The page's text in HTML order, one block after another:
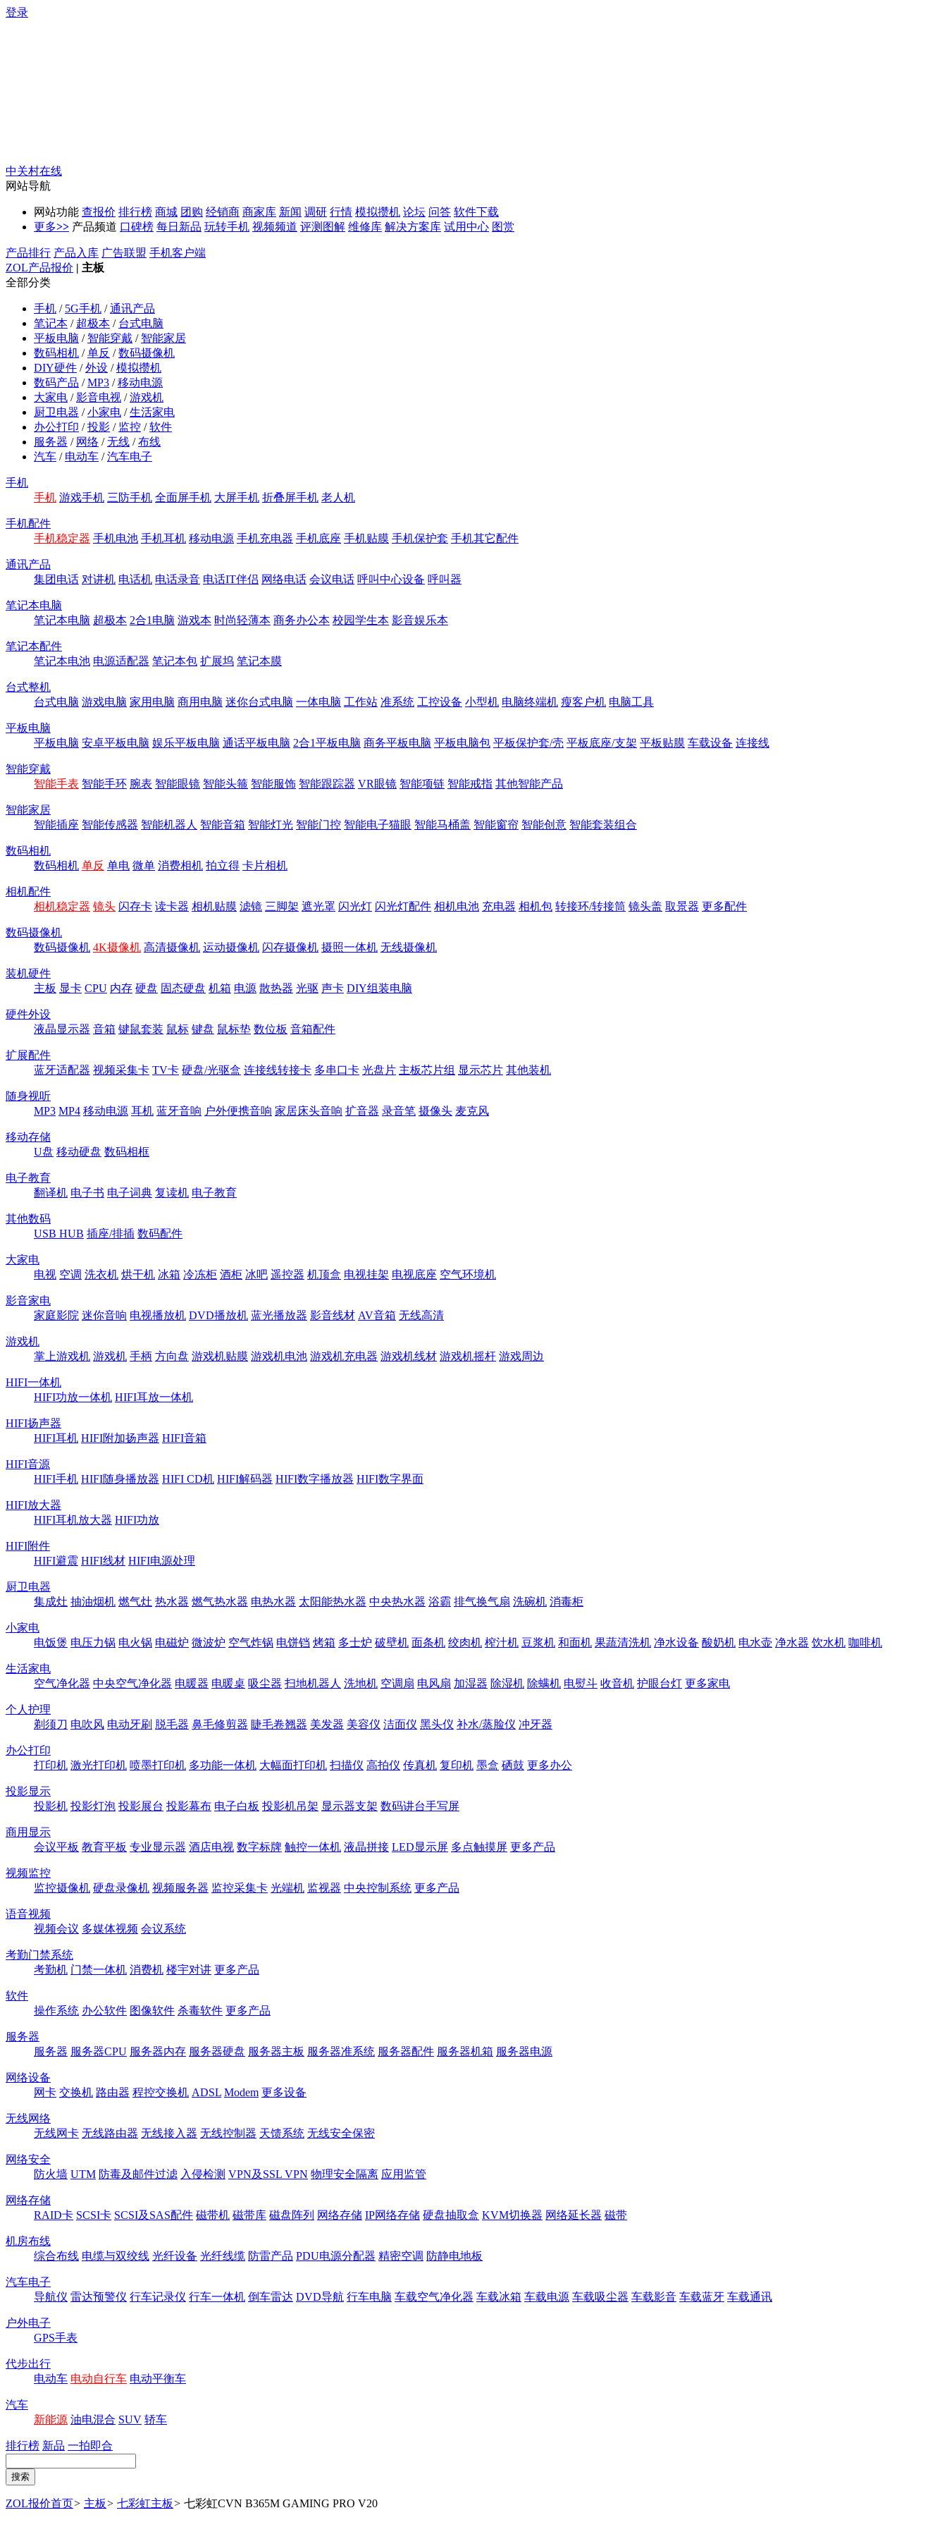
登录
中关村在线
网站导航
网站功能 查报价 排行榜 商城 团购 经销商 商家库 新闻 调研 行情 模拟攒机 论坛 问答 软件下载
更多>> 产品频道 口碑榜 每日新品 玩转手机 视频频道 评测图解 维修库 解决方案库 试用中心 图赏
产品排行 产品入库 广告联盟 手机客户端
ZOL产品报价 | 主板
全部分类
手机 / 5G手机 /通讯产品
笔记本 / 超极本 / 台式电脑
平板电脑 / 智能穿戴 / 智能家居
数码相机 /单反 /数码摄像机
DIY硬件 /外设 /模拟攒机
数码产品 /MP3 /移动电源
大家电 /影音电视 /游戏机
厨卫电器 /小家电 /生活家电
办公打印 /投影 / 监控 /软件
服务器 / 网络 /无线 /布线
汽车 / 电动车 /汽车电子
手机
手机 游戏手机 三防手机 全面屏手机 大屏手机 折叠屏手机 老人机
手机配件
手机稳定器 手机电池 手机耳机 移动电源 手机充电器 手机底座 手机贴膜 手机保护套 手机其它配件
通讯产品
集团电话 对讲机 电话机 电话录音 电话IT伴侣 网络电话 会议电话 呼叫中心设备 呼叫器
笔记本电脑
笔记本电脑 超极本 2合1电脑 游戏本 时尚轻薄本 商务办公本 校园学生本 影音娱乐本
笔记本配件
笔记本电池 电源适配器 笔记本包 扩展坞 笔记本膜
台式整机
台式电脑 游戏电脑 家用电脑 商用电脑 迷你台式电脑 一体电脑 工作站 准系统 工控设备 小型机 电脑终端机 瘦客户机 电脑工具
平板电脑
平板电脑 安卓平板电脑 娱乐平板电脑 通话平板电脑 2合1平板电脑 商务平板电脑 平板电脑包 平板保护套/壳 平板底座/支架 平板贴膜 车载设备 连接线
智能穿戴
智能手表 智能手环 腕表 智能眼镜 智能头箍 智能服饰 智能跟踪器 VR眼镜 智能项链 智能戒指 其他智能产品
智能家居
智能插座 智能传感器 智能机器人 智能音箱 智能灯光 智能门控 智能电子猫眼 智能马桶盖 智能窗帘 智能创意 智能套装组合
数码相机
数码相机 单反 单电 微单 消费相机 拍立得 卡片相机
相机配件
相机稳定器 镜头 闪存卡 读卡器 相机贴膜 滤镜 三脚架 遮光罩 闪光灯 闪光灯配件 相机电池 充电器 相机包 转接环/转接筒 镜头盖 取景器 更多配件
数码摄像机
数码摄像机 4K摄像机 高清摄像机 运动摄像机 闪存摄像机 摄照一体机 无线摄像机
装机硬件
主板 显卡 CPU 内存 硬盘 固态硬盘 机箱 电源 散热器 光驱 声卡 DIY组装电脑
硬件外设
液晶显示器 音箱 键鼠套装 鼠标 键盘 鼠标垫 数位板 音箱配件
扩展配件
蓝牙适配器 视频采集卡 TV卡 硬盘/光驱盒 连接线转接卡 多串口卡 光盘片 主板芯片组 显示芯片 其他装机
随身视听
MP3 MP4 移动电源 耳机 蓝牙音响 户外便携音响 家居床头音响 扩音器 录音笔 摄像头 麦克风
移动存储
U盘 移动硬盘 数码相框
电子教育
翻译机 电子书 电子词典 复读机 电子教育
其他数码
USB HUB 插座/排插 数码配件
大家电
电视 空调 洗衣机 烘干机 冰箱 冷冻柜 酒柜 冰吧 遥控器 机顶盒 电视挂架 电视底座 空气环境机
影音家电
家庭影院 迷你音响 电视播放机 DVD播放机 蓝光播放器 影音线材 AV音箱 无线高清
游戏机
掌上游戏机 游戏机 手柄 方向盘 游戏机贴膜 游戏机电池 游戏机充电器 游戏机线材 游戏机摇杆 游戏周边
HIFI一体机
HIFI功放一体机 HIFI耳放一体机
HIFI扬声器
HIFI耳机 HIFI附加扬声器 HIFI音箱
HIFI音源
HIFI手机 HIFI随身播放器 HIFI CD机 HIFI解码器 HIFI数字播放器 HIFI数字界面
HIFI放大器
HIFI耳机放大器 HIFI功放
HIFI附件
HIFI避震 HIFI线材 HIFI电源处理
厨卫电器
集成灶 抽油烟机 燃气灶 热水器 燃气热水器 电热水器 太阳能热水器 中央热水器 浴霸 排气换气扇 洗碗机 消毒柜
小家电
电饭煲 电压力锅 电火锅 电磁炉 微波炉 空气炸锅 电饼铛 烤箱 多士炉 破壁机 面条机 绞肉机 榨汁机 豆浆机 和面机 果蔬清洗机 净水设备 酸奶机 电水壶 净水器 饮水机 咖啡机
生活家电
空气净化器 中央空气净化器 电暖器 电暖桌 吸尘器 扫地机器人 洗地机 空调扇 电风扇 加湿器 除湿机 除螨机 电熨斗 收音机 护眼台灯 更多家电
个人护理
剃须刀 电吹风 电动牙刷 脱毛器 鼻毛修剪器 睫毛卷翘器 美发器 美容仪 洁面仪 黑头仪 补水/蒸脸仪 冲牙器
办公打印
打印机 激光打印机 喷墨打印机 多功能一体机 大幅面打印机 扫描仪 高拍仪 传真机 复印机 墨盒 硒鼓 更多办公
投影显示
投影机 投影灯泡 投影展台 投影幕布 电子白板 投影机吊架 显示器支架 数码讲台手写屏
商用显示
会议平板 教育平板 专业显示器 酒店电视 数字标牌 触控一体机 液晶拼接 LED显示屏 多点触摸屏 更多产品
视频监控
监控摄像机 硬盘录像机 视频服务器 监控采集卡 光端机 监视器 中央控制系统 更多产品
语音视频
视频会议 多媒体视频 会议系统
考勤门禁系统
考勤机 门禁一体机 消费机 楼宇对讲 更多产品
软件
操作系统 办公软件 图像软件 杀毒软件 更多产品
服务器
服务器 服务器CPU 服务器内存 服务器硬盘 服务器主板 服务器准系统 服务器配件 服务器机箱 服务器电源
网络设备
网卡 交换机 路由器 程控交换机 ADSL Modem 更多设备
无线网络
无线网卡 无线路由器 无线接入器 无线控制器 天馈系统 无线安全保密
网络安全
防火墙 UTM 防毒及邮件过滤 入侵检测 VPN及SSL VPN 物理安全隔离 应用监管
网络存储
RAID卡 SCSI卡 SCSI及SAS配件 磁带机 磁带库 磁盘阵列 网络存储 IP网络存储 硬盘抽取盒 KVM切换器 网络延长器 磁带
机房布线
综合布线 电缆与双绞线 光纤设备 光纤线缆 防雷产品 PDU电源分配器 精密空调 防静电地板
汽车电子
导航仪 雷达预警仪 行车记录仪 行车一体机 倒车雷达 DVD导航 行车电脑 车载空气净化器 车载冰箱 车载电源 车载吸尘器 车载影音 车载蓝牙 车载通讯
户外电子
GPS手表
代步出行
电动车 电动自行车 电动平衡车
汽车
新能源 油电混合 SUV 轿车
排行榜 新品 一拍即合
ZOL报价首页> 主板> 七彩虹主板> 七彩虹CVN B365M GAMING PRO V20